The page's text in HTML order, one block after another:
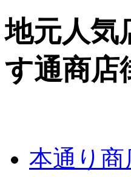
地元人気
す通商店
本通り商